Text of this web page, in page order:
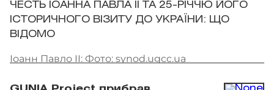
ЧЕСТЬ ІОАННА ПАВЛА II ТА 25-РІЧЧЮ ЙОГО
ІСТОРИЧНОГО ВІЗИТУ ДО УКРАЇНИ: ЩО
ВІДОМО
Іоанн Павло II: Фото: synod.ugcc.ua